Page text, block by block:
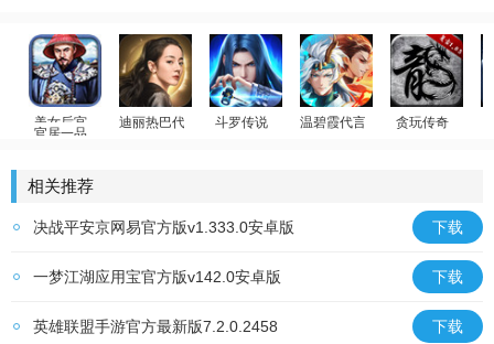
官居一品
迪丽热巴代言
斗罗传说
温碧霞代言
贪玩传奇
相关推荐
决战平安京网易官方版v1.333.0安卓版 下载
一梦江湖应用宝官方版v142.0安卓版 下载
英雄联盟手游官方最新版7.2.0.2458 下载